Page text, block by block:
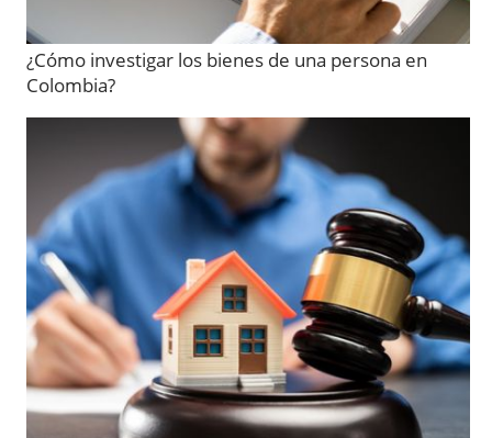
¿Cómo investigar los bienes de una persona en
Colombia?